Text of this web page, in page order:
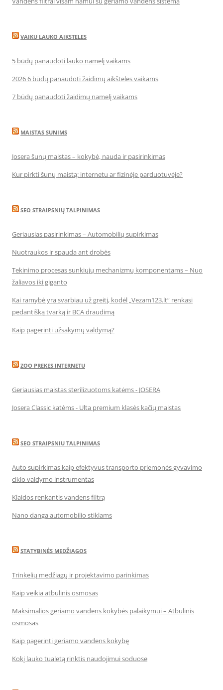
VAIKU LAUKO AIKSTELES
5 būdų panaudoti lauko namelį vaikams
2026 6 būdų panaudoti žaidimų aikšteles vaikams
7 būdų panaudoti žaidimų namelį vaikams
MAISTAS SUNIMS
Josera šunų maistas – kokybė, nauda ir pasirinkimas
Kur pirkti šunų maistą: internetu ar fizinėje parduotuvėje?
SEO STRAIPSNIŲ TALPINIMAS
Geriausias pasirinkimas – Automobilių supirkimas
Nuotraukos ir spauda ant drobės
Tekinimo procesas sunkiųjų mechanizmų komponentams – Nuo
žaliavos iki giganto
Kai ramybė yra svarbiau už greitį, kodėl „Vezam123.lt“ renkasi
pedantišką tvarką ir BCA draudimą
Kaip pagerinti užsakymų valdymą?
ZOO PREKES INTERNETU
Geriausias maistas sterilizuotoms katėms - JOSERA
Josera Classic katėms - Ulta premium klasės kačių maistas
SEO STRAIPSNIU TALPINIMAS
Auto supirkimas kaip efektyvus transporto priemonės gyvavimo
ciklo valdymo instrumentas
Klaidos renkantis vandens filtrą
Nano danga automobilio stiklams
STATYBINĖS MEDŽIAGOS
Trinkelių medžiagų ir projektavimo parinkimas
Kaip veikia atbulinis osmosas
Maksimalios geriamo vandens kokybės palaikymui – Atbulinis
osmosas
Kaip pagerinti geriamo vandens kokybę
Kokį lauko tualetą rinktis naudojimui soduose